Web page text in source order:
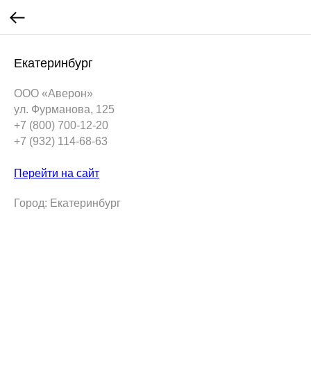
Екатеринбург
ООО «Аверон»
ул. Фурманова, 125
+7 (800) 700-12-20
+7 (932) 114-68-63
Перейти на сайт
Город: Екатеринбург